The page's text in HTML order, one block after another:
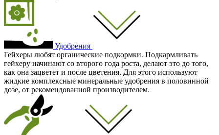
Удобрения
Гейхеры любят органические подкормки. Подкармливать
гейхеру начинают со второго года роста, делают это до того,
как она зацветет и после цветения. Для этого используют
жидкие комплексные минеральные удобрения в половинной
дозе, от рекомендованной производителем.